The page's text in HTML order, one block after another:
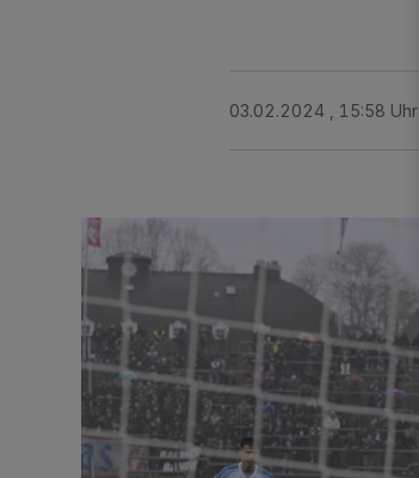
03.02.2024 , 15:58 Uhr